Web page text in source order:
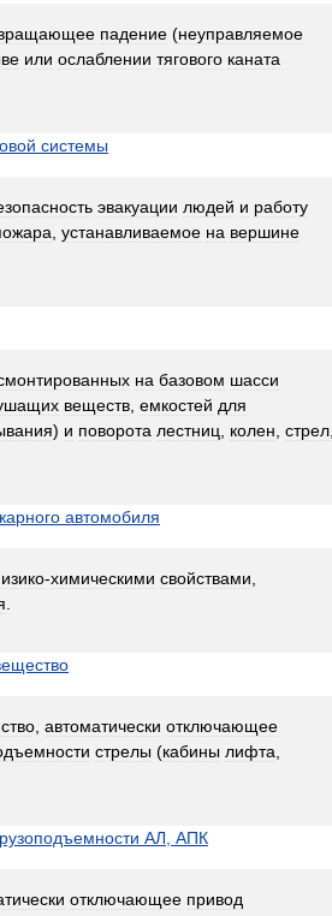
падение (неуправляемое
или ослаблении тягового каната
системы
эвакуации людей и работу
устанавливаемое на вершине
на базовом шасси
веществ емкостей для
) и поворота лестниц колен стрел
автомобиля
-химическими свойствами
автоматически отключающее
стрелы (кабины лифта
АЛ АПК
отключающее привод